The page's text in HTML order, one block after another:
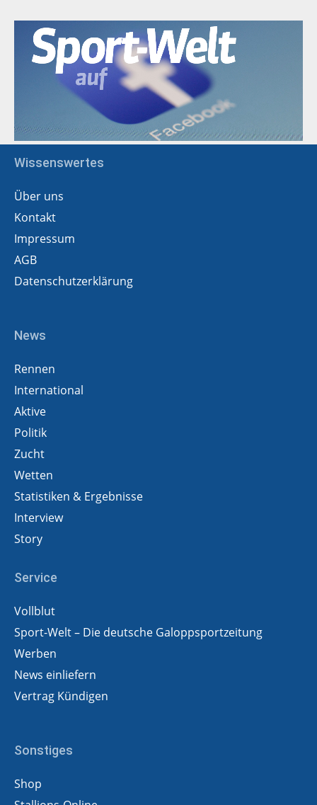
Wissenswertes
Über uns
Kontakt
Impressum
AGB
Datenschutzerklärung
News
Rennen
International
Aktive
Politik
Zucht
Wetten
Statistiken & Ergebnisse
Interview
Story
Service
Vollblut
Sport-Welt – Die deutsche Galoppsportzeitung
Werben
News einliefern
Vertrag Kündigen
Sonstiges
Shop